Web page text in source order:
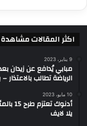
اكثر المقالات مشاهدة
9 يناير، 2023
مبابي يُدافع عن زيدان
الرياضة تطالب بالاعتذار
10 مايو، 2023
يلا لايف